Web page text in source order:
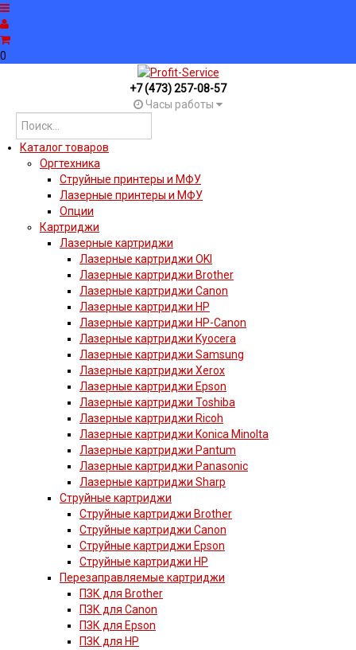
0
+7 (473) 257-08-57
Часы работы
Каталог товаров
Оргтехника
Струйные принтеры и МФУ
Лазерные принтеры и МФУ
Опции
Картриджи
Лазерные картриджи
Лазерные картриджи OKI
Лазерные картриджи Brother
Лазерные картриджи Canon
Лазерные картриджи HP
Лазерные картриджи HP-Canon
Лазерные картриджи Kyocera
Лазерные картриджи Samsung
Лазерные картриджи Xerox
Лазерные картриджи Epson
Лазерные картриджи Toshiba
Лазерные картриджи Ricoh
Лазерные картриджи Konica Minolta
Лазерные картриджи Pantum
Лазерные картриджи Panasonic
Лазерные картриджи Sharp
Струйные картриджи
Струйные картриджи Brother
Струйные картриджи Canon
Струйные картриджи Epson
Струйные картриджи HP
Перезаправляемые картриджи
ПЗК для Brother
ПЗК для Canon
ПЗК для Epson
ПЗК для HP